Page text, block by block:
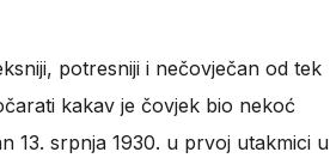
potresniji i nečovječan od tek
kakav je čovjek bio nekoć
13. srpnja 1930. u prvoj utakmici u